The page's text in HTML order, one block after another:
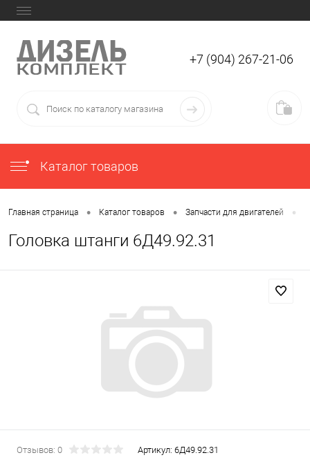
+7 (904) 267-21-06
Каталог товаров
Главная страница • Каталог товаров • Запчасти для двигателей •
Головка штанги 6Д49.92.31
Отзывов: 0 Артикул: 6Д49.92.31